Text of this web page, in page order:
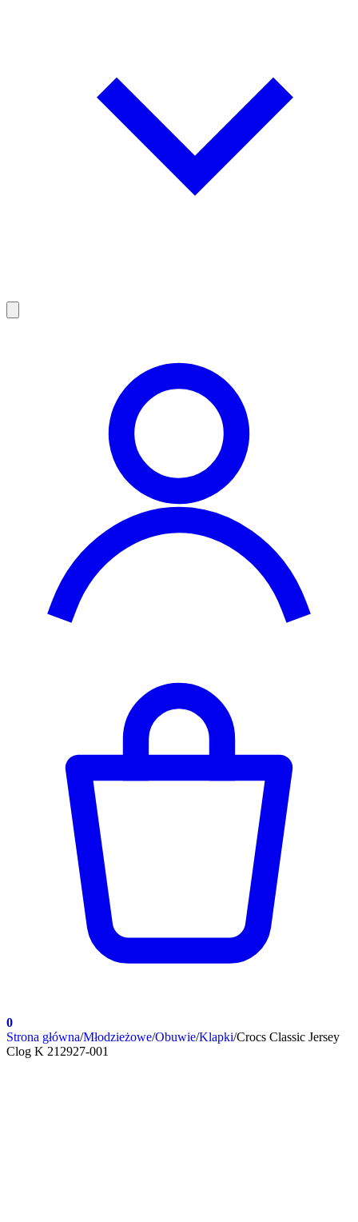
0
Strona główna/Młodzieżowe/Obuwie/Klapki/Crocs Classic Jersey
Clog K 212927-001